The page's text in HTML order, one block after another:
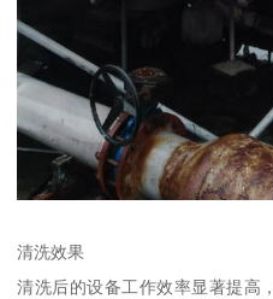
清洗效果
清洗后的设备工作效率显著提高